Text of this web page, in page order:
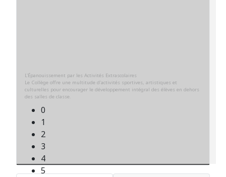
0
1
2
3
4
5
6